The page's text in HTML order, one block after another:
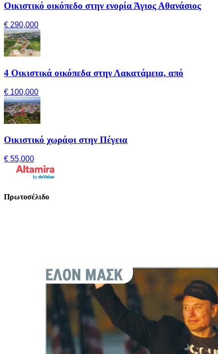
Οικιστικό οικόπεδο στην ενορία Άγιος Αθανάσιος
€ 290,000
4 Οικιστικά οικόπεδα στην Λακατάμεια, από
€ 100,000
Οικιστικό χωράφι στην Πέγεια
€ 55,000
Πρωτοσέλιδο